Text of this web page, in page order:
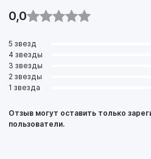
0,0
5 звезд
4 звезды
3 звезды
2 звезды
1 звезда
Отзыв могут оставить только
пользователи.